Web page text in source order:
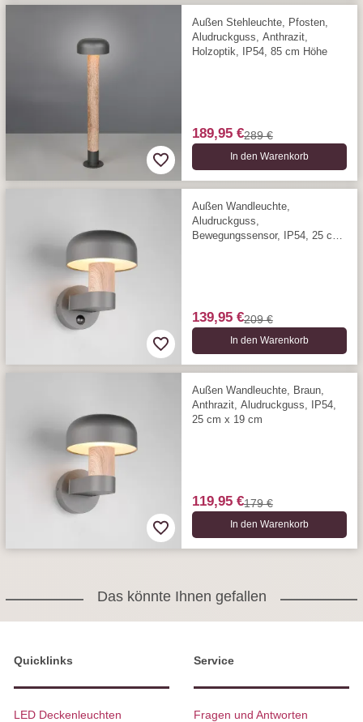
Außen Stehleuchte, Pfosten,
Aludruckguss, Anthrazit,
Holzoptik, IP54, 85 cm Höhe
189,95 €289 €
In den Warenkorb
Außen Wandleuchte,
Aludruckguss,
Bewegungssensor, IP54, 25 cm
139,95 €209 €
In den Warenkorb
Außen Wandleuchte, Braun,
Anthrazit, Aludruckguss, IP54,
25 cm x 19 cm
119,95 €179 €
In den Warenkorb
Das könnte Ihnen gefallen
Quicklinks
LED Deckenleuchten
Service
Fragen und Antworten